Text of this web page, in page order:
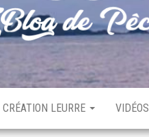
CRÉATION LEURRE VIDÉOS